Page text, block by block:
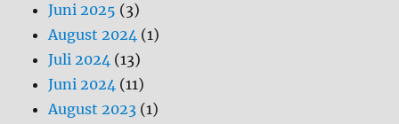
Juni 2025 (3)
August 2024 (1)
Juli 2024 (13)
Juni 2024 (11)
August 2023 (1)